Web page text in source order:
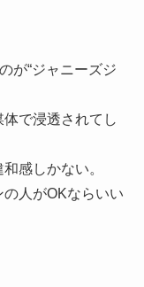
が“ジャニーズジ
で浸透されてし
感しかない。
人がOKならいい